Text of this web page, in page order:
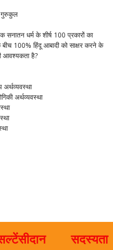
गुरुकुल
सनातन धर्म के शीर्ष 100 प्रकारों का
100% हिंदू आबादी को साक्षर करने के
आवश्यकता है?
अर्थव्यवस्था
अर्थव्यवस्था
दान सदस्यता